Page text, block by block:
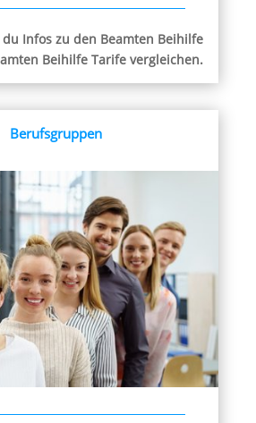
Infos zu den Beamten Beihilfe
Beihilfe Tarife vergleichen.
Berufsgruppen